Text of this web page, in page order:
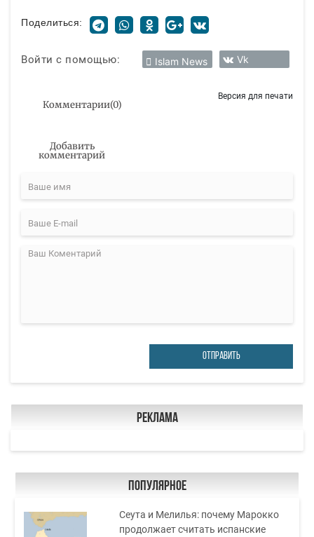
Поделиться:
Войти с помощью: Islam News Vk
Комментарии(0)
Версия для печати
Добавить
комментарий
ОТПРАВИТЬ
Реклама
Популярное
Сеута и Мелилья: почему Марокко
продолжает считать испанские